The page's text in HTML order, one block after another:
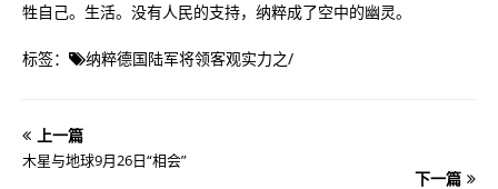
牲自己。生活。没有人民的支持，纳粹成了空中的幽灵。
标签： 纳粹德国陆军将领客观实力之/
上一篇
木星与地球9月26日“相会”
下一篇